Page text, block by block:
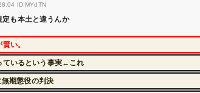
ID:MYdTN
も本土と違うんか
い。
ているという事実←これ
期懲役の判決